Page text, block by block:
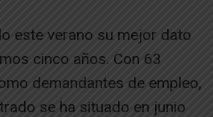
este verano su mejor dato
cinco años. Con 63
demandantes de empleo,
se ha situado en junio